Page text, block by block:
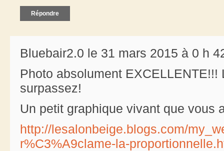
Répondre
Bluebair2.0 le 31 mars 2015 à 0 h
Photo absolument
surpassez!
Un petit graphique vivant que vous
http://lesalonbeige.blogs.com/
r%C3%A9clame-la-